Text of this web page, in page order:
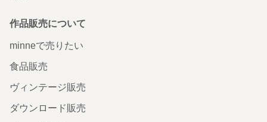
作品販売について
minneで売りたい
食品販売
ヴィンテージ販売
ダウンロード販売